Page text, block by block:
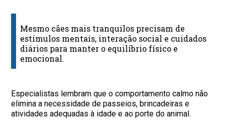
Mesmo cães mais tranquilos precisam de
estímulos mentais, interação social e cuidados
diários para manter o equilíbrio físico e
emocional.
Especialistas lembram que o comportamento calmo não
elimina a necessidade de passeios, brincadeiras e
atividades adequadas à idade e ao porte do animal.